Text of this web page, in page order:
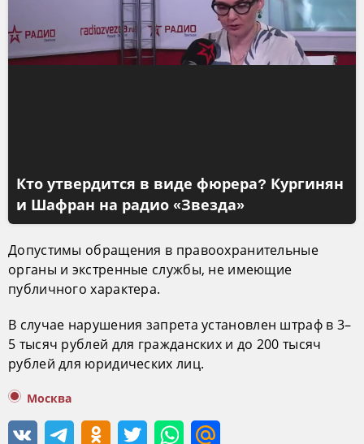
Кто утвердится в виде фюрера? Кургинян
и Шафран на радио «Звезда»
Допустимы обращения в правоохранительные
органы и экстренные службы, не имеющие
публичного характера.
В случае нарушения запрета установлен штраф в 3–
5 тысяч рублей для гражданских и до 200 тысяч
рублей для юридических лиц.
Москва